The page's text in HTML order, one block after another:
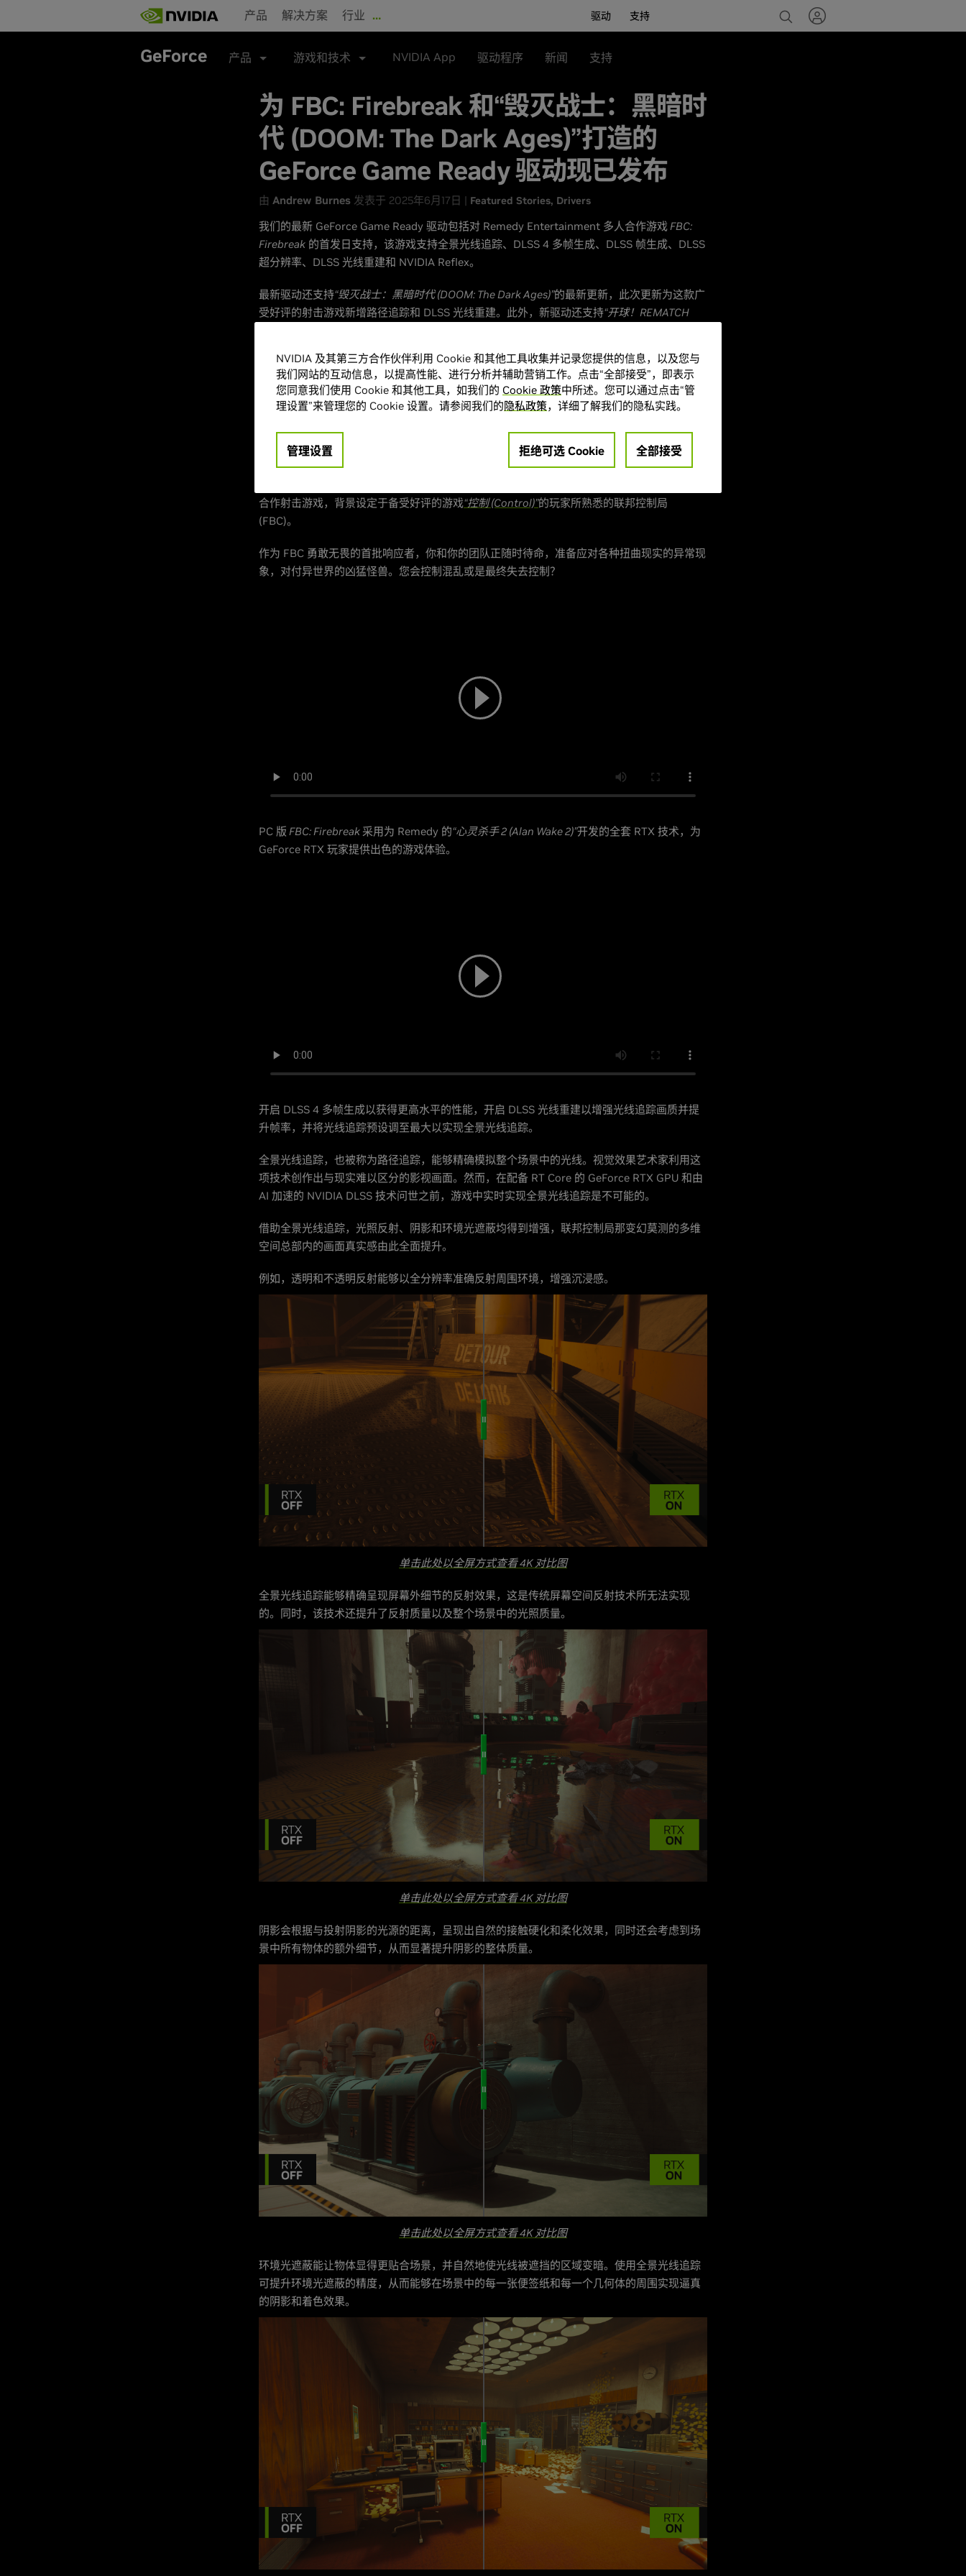
main
产品 解决方案 行业 … 驱动 支持
GeForce 产品 游戏和技术 NVIDIA App 驱动程序 新闻 支持
为 FBC: Firebreak 和“毁灭战士：黑暗时
代 (DOOM: The Dark Ages)”打造的
GeForce Game Ready 驱动现已发布
由 Andrew Burnes 发表于 2025年6月17日 | Featured Stories Drivers
我们的最新 GeForce Game Ready 驱动包括对 Remedy Entertainment 多人合作游戏FBC:
Firebreak 的首发日支持，该游戏支持全景光线追踪、DLSS 4 多帧生成、DLSS 帧生成、DLSS
超分辨率、DLSS 光线重建和 NVIDIA Reflex。
最新驱动还支持“毁灭战士：黑暗时代 (DOOM: The Dark Ages)”的最新更新，此次更新为这款广
受好评的射击游戏新增路径追踪和 DLSS 光线重建。此外，新驱动还支持“开球！REMATCH
此外，最新驱动还支持 46 款全新和更新的 NVIDIA App DLSS 优设，以及 4 项优化游戏设置。
NVIDIA App或GeForce.cn的“Drivers” (驱动)选项卡下载并安装，继续阅读了解详情。
为今日发布的 FBC: Firebreak 打造的 Game Ready 驱动，
游戏支持全景光线追踪和 DLSS 4 多帧生成
合作射击游戏，背景设定于备受好评的游戏“控制 (Control)”的玩家所熟悉的联邦控制局
(FBC)。
作为 FBC 勇敢无畏的首批响应者，你和你的团队正随时待命，准备应对各种扭曲现实的异常现
象，对付异世界的凶猛怪兽。您会控制混乱或是最终失去控制？
PC 版 FBC: Firebreak 采用为 Remedy 的“心灵杀手 2 (Alan Wake 2)”开发的全套 RTX 技术，为
GeForce RTX 玩家提供出色的游戏体验。
开启 DLSS 4 多帧生成以获得更高水平的性能，开启 DLSS 光线重建以增强光线追踪画质并提
升帧率，并将光线追踪预设调至最大以实现全景光线追踪。
全景光线追踪，也被称为路径追踪，能够精确模拟整个场景中的光线。视觉效果艺术家利用这
项技术创作出与现实难以区分的影视画面。然而，在配备 RT Core 的 GeForce RTX GPU 和由
AI 加速的 NVIDIA DLSS 技术问世之前，游戏中实时实现全景光线追踪是不可能的。
借助全景光线追踪，光照反射、阴影和环境光遮蔽均得到增强，联邦控制局那变幻莫测的多维
空间总部内的画面真实感由此全面提升。
例如，透明和不透明反射能够以全分辨率准确反射周围环境，增强沉浸感。
单击此处以全屏方式查看 4K 对比图
全景光线追踪能够精确呈现屏幕外细节的反射效果，这是传统屏幕空间反射技术所无法实现
的。同时，该技术还提升了反射质量以及整个场景中的光照质量。
单击此处以全屏方式查看 4K 对比图
阴影会根据与投射阴影的光源的距离，呈现出自然的接触硬化和柔化效果，同时还会考虑到场
景中所有物体的额外细节，从而显著提升阴影的整体质量。
单击此处以全屏方式查看 4K 对比图
环境光遮蔽能让物体显得更贴合场景，并自然地使光线被遮挡的区域变暗。使用全景光线追踪
可提升环境光遮蔽的精度，从而能够在场景中的每一张便签纸和每一个几何体的周围实现逼真
的阴影和着色效果。
NVIDIA 及其第三方合作伙伴利用 Cookie 和其他工具收集并记录您提供的信息，以及您与
我们网站的互动信息，以提高性能、进行分析并辅助营销工作。点击“全部接受”，即表示
您同意我们使用 Cookie 和其他工具，如我们的 Cookie 政策中所述。您可以通过点击“管
理设置”来管理您的 Cookie 设置。请参阅我们的隐私政策，详细了解我们的隐私实践。
管理设置 拒绝可选 Cookie 全部接受